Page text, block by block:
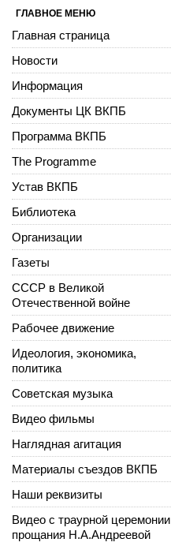
ГЛАВНОЕ МЕНЮ
Главная страница
Новости
Информация
Документы ЦК ВКПБ
Программа ВКПБ
The Programme
Устав ВКПБ
Библиотека
Организации
Газеты
СССР в Великой
Отечественной войне
Рабочее движение
Идеология, экономика,
политика
Советская музыка
Видео фильмы
Наглядная агитация
Материалы съездов ВКПБ
Наши реквизиты
Видео с траурной церемонии
прощания Н.А.Андреевой